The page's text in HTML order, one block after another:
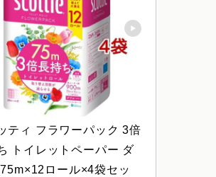
ティ フラワーパック 3倍
トイレットペーパー ダ
ロール×4袋セッ